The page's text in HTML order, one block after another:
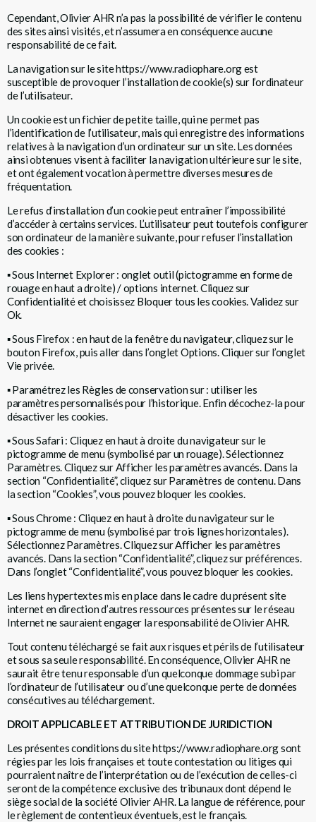
Cependant, Olivier AHR n’a pas la possibilité de vérifier le contenu
des sites ainsi visités, et n’assumera en conséquence aucune
responsabilité de ce fait.
La navigation sur le sitehttps://www.radiophare.orgest
susceptible de provoquer l’installation de cookie(s) sur l’ordinateur
de l’utilisateur.
Un cookie est un fichier de petite taille, qui ne permet pas
l’identification de l’utilisateur, mais qui enregistre des informations
relatives à la navigation d’un ordinateur sur un site. Les données
ainsi obtenues visent à faciliter la navigation ultérieure sur le site,
et ont également vocation à permettre diverses mesures de
fréquentation.
Le refus d’installation d’un cookie peut entraîner l’impossibilité
d’accéder à certains services. L’utilisateur peut toutefois configurer
son ordinateur de la manière suivante, pour refuser l’installation
des cookies :
▪Sous Internet Explorer : onglet outil (pictogramme en forme de
rouage en haut a droite) / options internet. Cliquez sur
Confidentialité et choisissez Bloquer tous les cookies. Validez sur
Ok.
▪Sous Firefox : en haut de la fenêtre du navigateur, cliquez sur le
bouton Firefox, puis aller dans l’onglet Options. Cliquer sur l’onglet
Vie privée.
▪Paramétrez les Règles de conservation sur : utiliser les
paramètres personnalisés pour l’historique. Enfin décochez-la pour
désactiver les cookies.
▪Sous Safari : Cliquez en haut à droite du navigateur sur le
pictogramme de menu (symbolisé par un rouage). Sélectionnez
Paramètres. Cliquez sur Afficher les paramètres avancés. Dans la
section “Confidentialité”, cliquez sur Paramètres de contenu. Dans
la section “Cookies”, vous pouvez bloquer les cookies.
▪Sous Chrome : Cliquez en haut à droite du navigateur sur le
pictogramme de menu (symbolisé par trois lignes horizontales).
Sélectionnez Paramètres. Cliquez sur Afficher les paramètres
avancés. Dans la section “Confidentialité”, cliquez sur préférences.
Dans l’onglet “Confidentialité”, vous pouvez bloquer les cookies.
Les liens hypertextes mis en place dans le cadre du présent site
internet en direction d’autres ressources présentes sur le réseau
Internet ne sauraient engager la responsabilité de Olivier AHR.
Tout contenu téléchargé se fait aux risques et périls de l’utilisateur
et sous sa seule responsabilité. En conséquence, Olivier AHR ne
saurait être tenu responsable d’un quelconque dommage subi par
l’ordinateur de l’utilisateur ou d’une quelconque perte de données
consécutives au téléchargement.
DROIT APPLICABLE ET ATTRIBUTION DE JURIDICTION
Les présentes conditions du sitehttps://www.radiophare.orgsont
régies par les lois françaises et toute contestation ou litiges qui
pourraient naître de l’interprétation ou de l’exécution de celles-ci
seront de la compétence exclusive des tribunaux dont dépend le
siège social de la société Olivier AHR. La langue de référence, pour
le règlement de contentieux éventuels, est le français.